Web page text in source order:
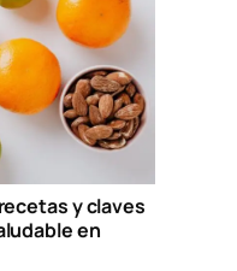
y claves
en